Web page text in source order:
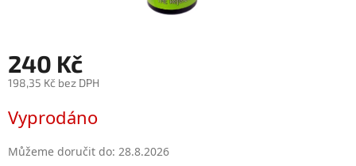
240 Kč
198,35 Kč bez DPH
cena:
Vyprodáno
Můžeme doručit do: 28.8.2026